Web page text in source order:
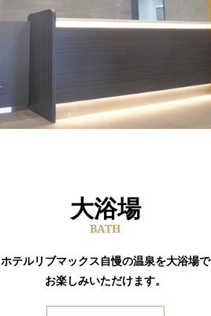
大浴場
BATH
ホテルリブマックス自慢の温泉を大浴場で
お楽しみいただけます。